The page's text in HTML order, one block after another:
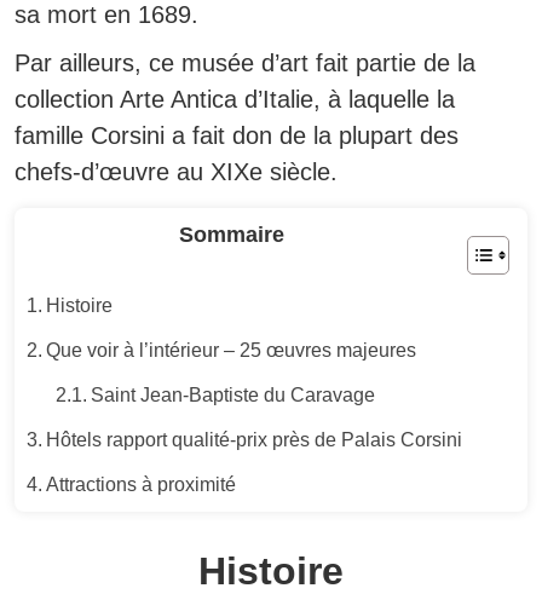
sa mort en 1689.
Par ailleurs, ce musée d’art fait partie de la
collection Arte Antica d’Italie, à laquelle la
famille Corsini a fait don de la plupart des
chefs-d’œuvre au XIXe siècle.
Sommaire
Histoire
Que voir à l’intérieur – 25 œuvres majeures
Saint Jean-Baptiste du Caravage
Hôtels rapport qualité-prix près de Palais Corsini
Attractions à proximité
Histoire